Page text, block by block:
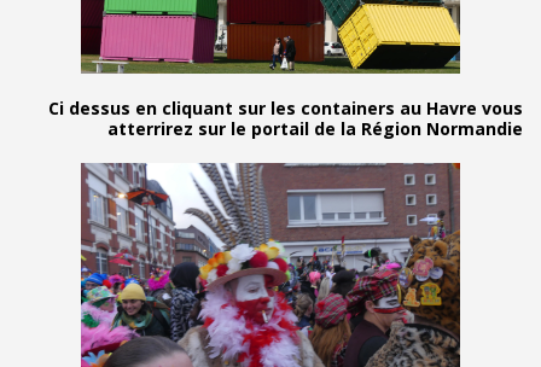
Ci dessus en cliquant sur les containers au
atterrirez sur le portail de la Région